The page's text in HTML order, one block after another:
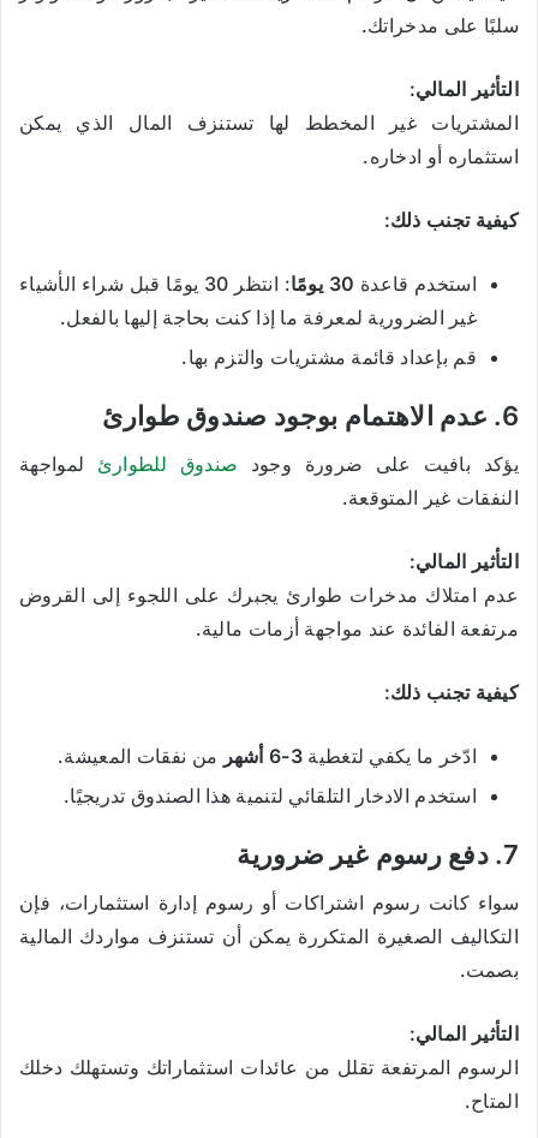
سلبًا على مدخراتك.
التأثير المالي:
المشتريات غير المخطط لها تستنزف المال الذي يمكن
استثماره أو ادخاره.
كيفية تجنب ذلك:
استخدم قاعدة 30 يومًا
: انتظر 30 يومًا قبل شراء الأشياء
غير الضرورية لمعرفة ما إذا كنت بحاجة إليها بالفعل.
قم بإعداد قائمة مشتريات والتزم بها.
6. عدم الاهتمام بوجود صندوق طوارئ
يؤكد بافيت على ضرورة وجود صندوق للطوارئ لمواجهة
النفقات غير المتوقعة.
التأثير المالي:
عدم امتلاك مدخرات طوارئ يجبرك على اللجوء إلى القروض
مرتفعة الفائدة عند مواجهة أزمات مالية.
كيفية تجنب ذلك:
ادّخر ما يكفي لتغطية 3-6 أشهر
من نفقات المعيشة.
استخدم الادخار التلقائي لتنمية هذا الصندوق تدريجيًا.
7. دفع رسوم غير ضرورية
سواء كانت رسوم اشتراكات أو رسوم إدارة استثمارات، فإن
التكاليف الصغيرة المتكررة يمكن أن تستنزف مواردك المالية
بصمت.
التأثير المالي:
الرسوم المرتفعة تقلل من عائدات استثماراتك وتستهلك دخلك
المتاح.